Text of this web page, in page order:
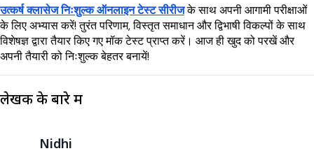
उत्कर्ष क्लासेज निःशुल्क ऑनलाइन टेस्ट सीरीजके साथ अपनी आगामी परीक्षाओं
के लिए अभ्यास करें! तुरंत परिणाम, विस्तृत समाधान और द्विभाषी विकल्पों के साथ
विशेषज्ञ द्वारा तैयार किए गए मॉक टेस्ट प्राप्त करें। आज ही खुद को परखें और
अपनी तैयारी को निःशुल्क बेहतर बनायें!
लेखक के बारे में
Nidhi